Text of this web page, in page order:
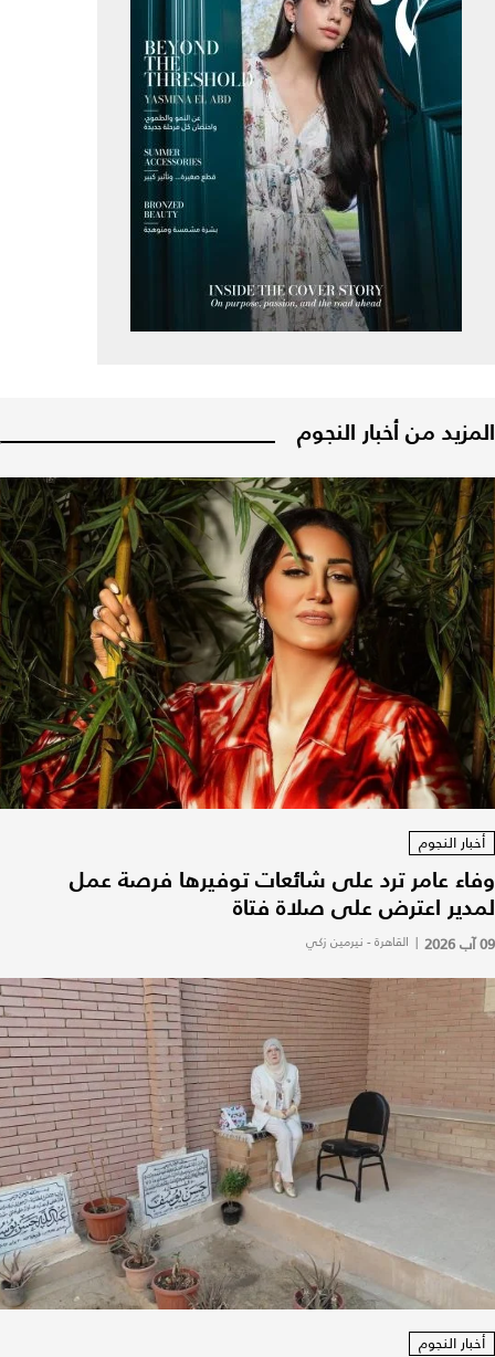
المزيد من أخبار النجوم
أخبار النجوم
وفاء عامر ترد على شائعات توفيرها فرصة عمل
لمدير اعترض على صلاة فتاة
09 آب 2026 | القاهرة - نيرمين زكي
أخبار النجوم